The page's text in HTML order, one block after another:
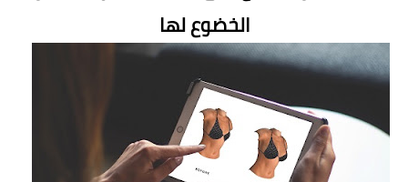
أخبار العالم
الخضوع لها